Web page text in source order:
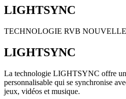
LIGHTSYNC
TECHNOLOGIE RVB
LIGHTSYNC
La technologie LIGHTSYNC offre
personnalisable qui se synchronise
jeux, vidéos et musique.